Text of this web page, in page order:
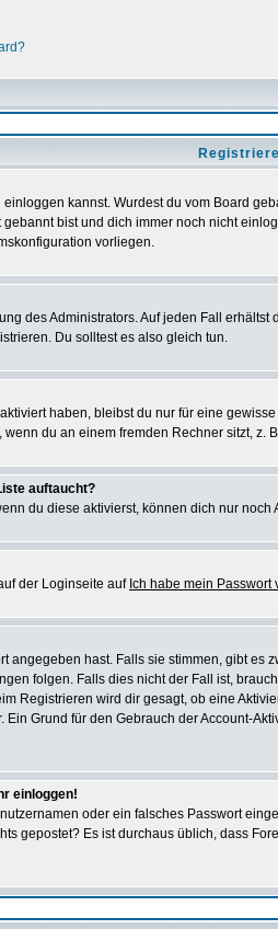
kannst. Wurdest du vom Board
bist und dich immer noch nicht
vorliegen.
des Administrators. Auf jeden Fall
Du solltest es also gleich tun.
haben, bleibst du nur für eine
du an einem fremden Rechner sitzt, z.
auftaucht?
du diese aktivierst, können dich nur
der Loginseite auf Ich habe mein Passwort
hast. Falls sie stimmen, gibt
folgen. Falls dies nicht der Fall ist,
Registrieren wird dir gesagt, ob eine
Grund für den Gebrauch der Account-
einloggen!
oder ein falsches Passwort
gepostet? Es ist durchaus üblich, dass